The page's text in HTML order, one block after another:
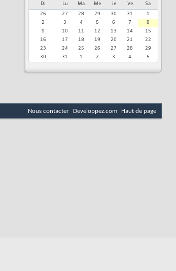
Di Lu Ma Me Je Ve
Sa
26
27 28 29 30 31
1
2
3 4 5 6 7
8
9
10 11 12 13 14
15
16
17 18 19 20 21
22
23
24 25 26 27 28
29
30
31 1 2 3 4 5
Nous contacter Developpez.com Haut de page